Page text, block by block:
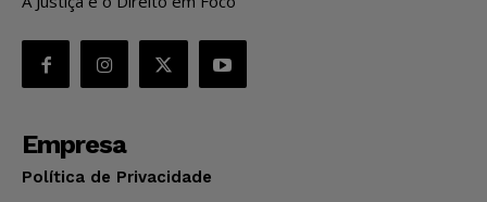
Empresa
Política de Privacidade